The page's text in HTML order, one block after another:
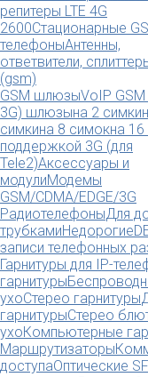
репитеры LTE 4G
2600Стационарные
телефоныАнтенны,
ответвители,
(gsm)
GSM шлюзыVoIP GSM
3G) шлюзына 2 симки
симкина 8 симокна
поддержкой 3G (для
Tele2)Аксессуары и
модулиМодемы
GSM/CDMA/EDGE/3G
РадиотелефоныДля
трубкамиНедорогие
записи телефонных
Гарнитуры для IP-
гарнитуры
ухоСтерео гарнитуры
гарнитурыСтерео
ухоКомпьютерные
Маршрутизаторы
доступаОптические